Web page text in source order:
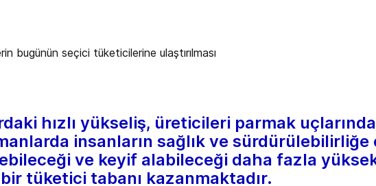
hızlı yükseliş, üreticileri parmak
insanların sağlık ve sürdürülebilirliğe
ve keyif alabileceği daha fazla
tüketici tabanı kazanmaktadır.